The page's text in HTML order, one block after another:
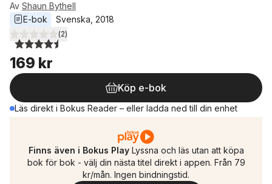
Av Shaun Bythell
E-bok
Svenska 2018
4,5utav 5 stjärnor. Totalt antal röster:
(2)
169 kr
Köp e-bok
Läs direkt i Bokus Reader – eller ladda ned till din enhet
Finns även i Bokus Play Lyssna och läs utan att köpa
bok för bok - välj din nästa titel direkt i appen. Från 79
kr/mån. Ingen bindningstid.